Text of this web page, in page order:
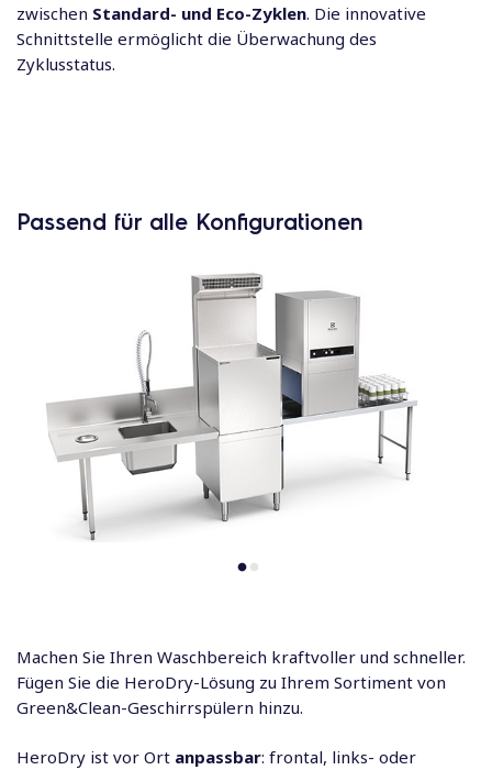
zwischen Standard- und Eco-Zyklen. Die innovative
Schnittstelle ermöglicht die Überwachung des
Zyklusstatus.
Passend für alle Konfigurationen
Machen Sie Ihren Waschbereich kraftvoller und schneller.
Fügen Sie die HeroDry-Lösung zu Ihrem Sortiment von
Green&Clean-Geschirrspülern hinzu.
HeroDry ist vor Ort anpassbar: frontal, links- oder